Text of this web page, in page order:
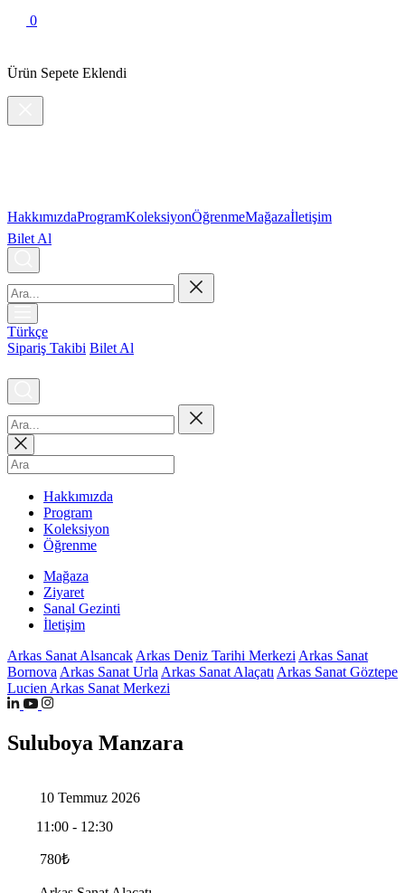
0
Ürün Sepete Eklendi
HakkımızdaProgramKoleksiyonÖğrenmeMağazaİletişim
Bilet Al
Türkçe
Sipariş Takibi Bilet Al
Hakkımızda
Program
Koleksiyon
Öğrenme
Mağaza
Ziyaret
Sanal Gezinti
İletişim
Arkas Sanat Alsancak Arkas Deniz Tarihi Merkezi Arkas Sanat
Bornova Arkas Sanat Urla Arkas Sanat Alaçatı Arkas Sanat Göztepe
Lucien Arkas Sanat Merkezi
Suluboya Manzara
10 Temmuz 2026
11:00 - 12:30
780₺